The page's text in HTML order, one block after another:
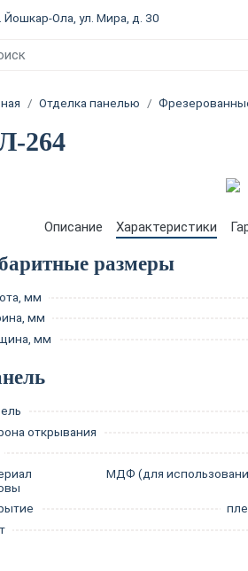
Йошкар-Ола, ул. Мира, д. 30
Отделка панелью
264
Описание Характеристики
размеры
мм
мм
мм
открывания
МДФ (для